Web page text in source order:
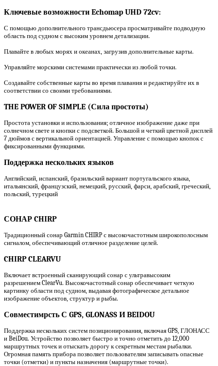
Ключевые возможности Echomap UHD 72cv:
С помощью дополнительного трансдьюсера просматривайте подводную
область под судном с высоким уровнем детализации.
Плавайте в любых морях и океанах, загрузив дополнительные карты.
Управляйте морскими системами практически из любой точки.
Создавайте собственные карты во время плавания и редактируйте их в
соответствии со своими требованиями.
THE POWER OF SIMPLE (Сила простоты)
Простота установки и использования; отличное изображение даже при
солнечном свете и кнопки с подсветкой. Большой и четкий цветной дисплей
7 дюймов с вертикальной ориентацией. Управление с помощью кнопок с
фиксированными функциями.
Поддержка нескольких языков
Английский, испанский, бразильский вариант португальского языка,
итальянский, французский, немецкий, русский, фарси, арабский, греческий,
польский, турецкий
СОНАР CHIRP
Традиционный сонар Garmin CHIRP с высокочастотным широкополосным
сигналом, обеспечивающий отличное разделение целей.
CHIRP CLEARVU
Включает встроенный сканирующий сонар с ультравысоким
разрешением ClearVu. Высокочастотный сонар обеспечивает четкую
картинку области под судном, выдавая фотографическое детальное
изображение объектов, структур и рыбы.
Совместимрсть С GPS, GLONASS И BEIDOU
Поддержка нескольких систем позиционирования, включая GPS, ГЛОНАСС
и BeiDou. Устройство позволяет быстро и точно отметить до 12,000
маршрутных точек и отыскать дорогу к секретным местам рыбалки.
Огромная память прибора позволяет пользователям записывать опасные
точки (отметки) и пункты назначения (маршрутные точки).